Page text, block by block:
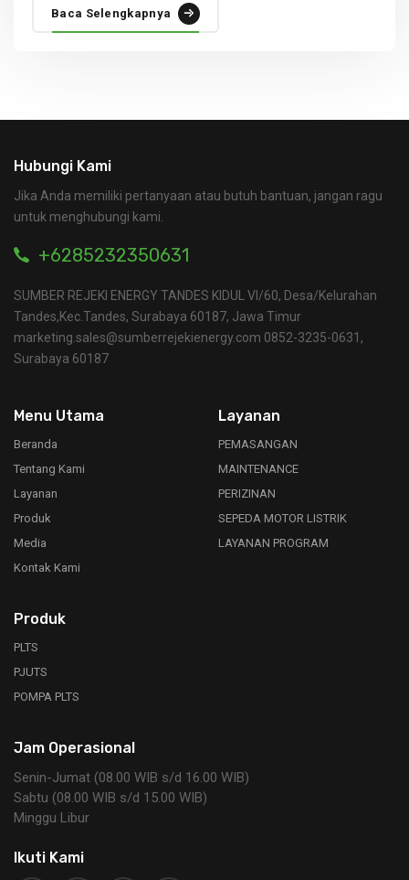
Baca Selengkapnya
Hubungi Kami
Jika Anda memiliki pertanyaan atau butuh bantuan, jangan ragu
untuk menghubungi kami.
+6285232350631
SUMBER REJEKI ENERGY TANDES KIDUL VI/60, Desa/Kelurahan
Tandes,Kec.Tandes, Surabaya 60187, Jawa Timur
marketing.sales@sumberrejekienergy.com 0852-3235-0631,
Surabaya 60187
Menu Utama
Beranda
Tentang Kami
Layanan
Produk
Media
Kontak Kami
Layanan
PEMASANGAN
MAINTENANCE
PERIZINAN
SEPEDA MOTOR LISTRIK
LAYANAN PROGRAM
Produk
PLTS
PJUTS
POMPA PLTS
Jam Operasional
Senin-Jumat (08.00 WIB s/d 16.00 WIB)
Sabtu (08.00 WIB s/d 15.00 WIB)
Minggu Libur
Ikuti Kami